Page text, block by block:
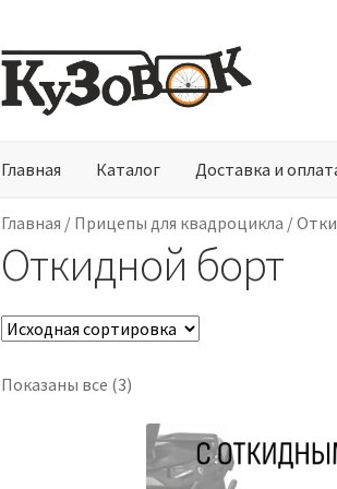
Перейти
навигации
Перейти
содержимому
Главная Каталог Доставка и
Главная / Прицепы для квадроцикла /
Откидной борт
Показаны все (3)